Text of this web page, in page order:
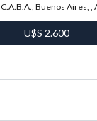
Buenos Aires, ,
U$S 2.600